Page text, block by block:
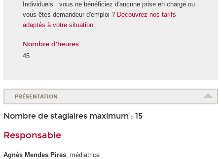
Individuels : vous ne bénéficiez d'aucune prise en charge ou
vous êtes demandeur d'emploi ? Découvrez nos tarifs
adaptés à votre situation
Nombre d'heures
45
PRÉSENTATION
Nombre de stagiaires maximum : 15
Responsable
Agnès Mendes Pires, médiatrice